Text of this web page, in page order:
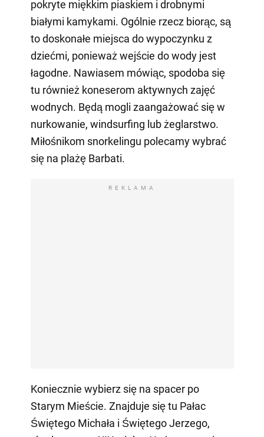
pokryte miękkim piaskiem i drobnymi
białymi kamykami. Ogólnie rzecz biorąc, są
to doskonałe miejsca do wypoczynku z
dziećmi, ponieważ wejście do wody jest
łagodne. Nawiasem mówiąc, spodoba się
tu również koneserom aktywnych zajęć
wodnych. Będą mogli zaangażować się w
nurkowanie, windsurfing lub żeglarstwo.
Miłośnikom snorkelingu polecamy wybrać
się na plażę Barbati.
REKLAMA
Koniecznie wybierz się na spacer po
Starym Mieście. Znajduje się tu Pałac
Świętego Michała i Świętego Jerzego,